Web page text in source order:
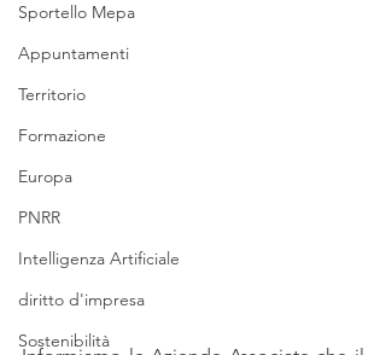
Sportello Mepa
Appuntamenti
Territorio
Formazione
Europa
PNRR
Intelligenza Artificiale
diritto d'impresa
Sostenibilità